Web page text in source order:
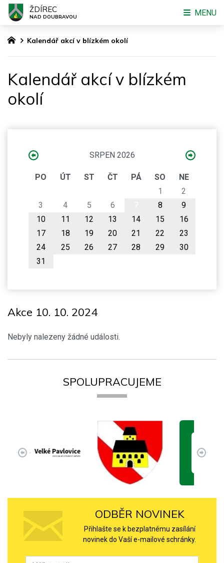
Kalendář akcí v blízkém okolí
Kalendář akcí v blízkém
okolí
SRPEN 2026
PO ÚT ST ČT PÁ SO
NE
1
2
3
4 5 6 8
9
10
11 12 13 14 15
16
17
18 19 20 21 22
23
24
25 26 27 28 29
30
31
Akce 10. 10. 2024
Nebyly nalezeny žádné události.
SPOLUPRACUJEME
ODBĚR NOVINEK
Přihlašte se k bezplatnému zasílání
novinek do Vaší e-mailové schránky.
ŽDÍREC
NAD DOUBRAVOU MENU